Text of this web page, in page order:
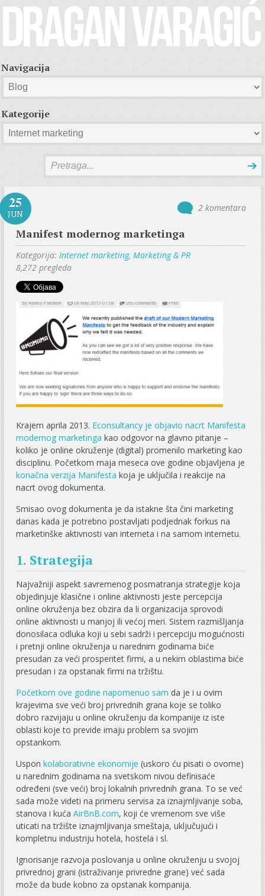
Navigacija
Kategorije
25
JUN
2 komentara
Manifest modernog marketinga
Kategorija:Internet marketing,Marketing & PR
8,272 pregleda
Krajem aprila 2013. Econsultancy je objavio nacrt Manifesta
modernog marketinga kao odgovor na glavno pitanje –
koliko je online okruženje (digital) promenilo marketing kao
disciplinu. Početkom maja meseca ove godine objavljena je
konačna verzija Manifesta koja je uključila i reakcije na
nacrt ovog dokumenta.
Smisao ovog dokumenta je da istakne šta čini marketing
danas kada je potrebno postavljati podjednak forkus na
marketinške aktivnosti van interneta i na samom internetu.
1. Strategija
Najvažniji aspekt savremenog posmatranja strategije koja
objedinjuje klasične i online aktivnosti jeste percepcija
online okruženja bez obzira da li organizacija sprovodi
online aktivnosti u manjoj ili većoj meri. Sistem razmišljanja
donosilaca odluka koji u sebi sadrži i percepciju mogućnosti
i pretnji online okruženja u narednim godinama biće
presudan za veći prosperitet firmi, a u nekim oblastima biće
presudan i za opstanak firmi na tržištu.
Početkom ove godine napomenuo sam da je i u ovim
krajevima sve veći broj privrednih grana koje se toliko
dobro razvijaju u online okruženju da kompanije iz iste
oblasti koje to previde imaju problem sa svojim
opstankom.
Usponkolaborativne ekonomije (uskoro ću pisati o ovome)
u narednim godinama na svetskom nivou definisaće
određeni (sve veći) broj lokalnih privrednih grana. To se već
sada može videti na primeru servisa za iznajmljivanje soba,
stanova i kućaAirBnB.com, koji će vremenom sve više
uticati na tržište iznajmljivanja smeštaja, uključujući i
kompletnu industriju hotela, hostela i sl.
Ignorisanje razvoja poslovanja u online okruženju u svojoj
privrednoj grani (istraživanje privredne grane) već sada
može da bude kobno za opstanak kompanija.